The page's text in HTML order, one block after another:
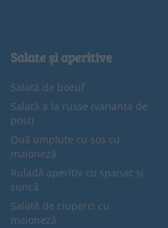
Salate și aperitive
Salată de boeuf
Salată a la russe (varianta de
post)
Ouă umplute cu sos cu
maioneză
Ruladă aperitiv cu spanac și
șuncă
Salată de ciuperci cu
maioneză